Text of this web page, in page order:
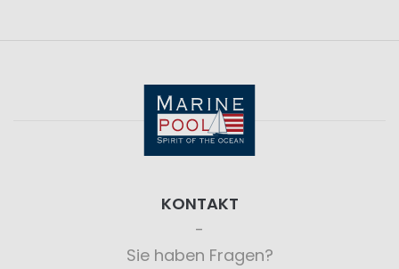
KONTAKT
Sie haben Fragen?